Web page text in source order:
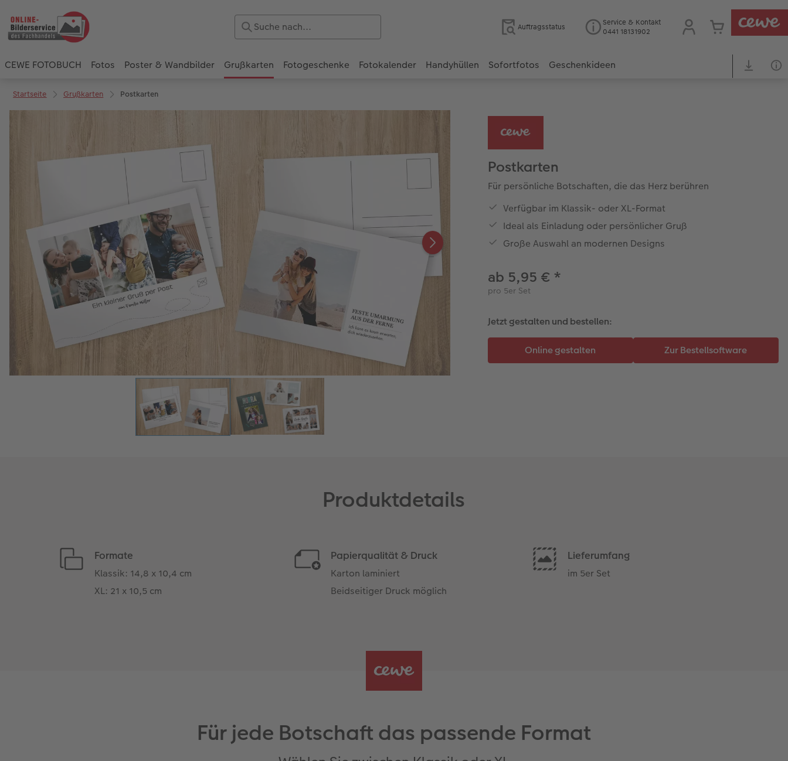
Auftragsstatus
Service & Kontakt
0441 18131902
CEWE FOTOBUCH Fotos Poster & Wandbilder Grußkarten Fotogeschenke Fotokalender Handyhüllen Sofortfotos Geschenkideen
Startseite Grußkarten Postkarten
Postkarten
Für persönliche Botschaften, die das Herz berühren
Verfügbar im Klassik- oder XL-Format
Ideal als Einladung oder persönlicher Gruß
Große Auswahl an modernen Designs
ab 5,95 € *
pro 5er Set
Jetzt gestalten und bestellen:
Produktdetails
Formate
Klassik: 14,8 x 10,4 cm
XL: 21 x 10,5 cm
Papierqualität & Druck
Karton laminiert
Beidseitiger Druck möglich
Lieferumfang
im 5er Set
Für jede Botschaft das passende Format